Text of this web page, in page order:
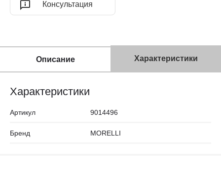
Консультация
Описание Характеристики
Характеристики
Артикул 9014496
Бренд MORELLI